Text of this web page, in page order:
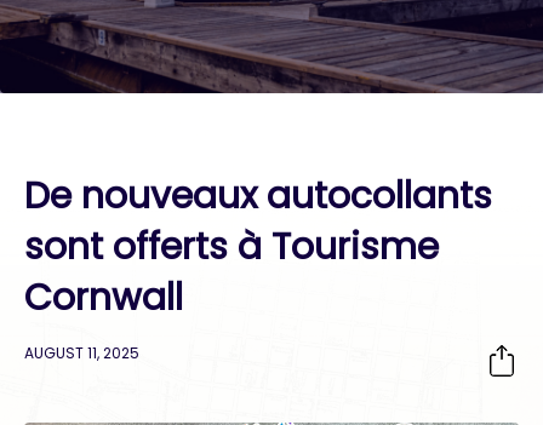
De nouveaux autocollants
sont offerts à Tourisme
Cornwall
AUGUST 11, 2025